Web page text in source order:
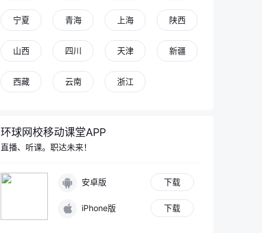
宁夏 青海 上海 陕西
山西 四川 天津 新疆
西藏 云南 浙江
环球网校移动课堂APP
直播、听课。职达未来！
安卓版 下载
iPhone版 下载